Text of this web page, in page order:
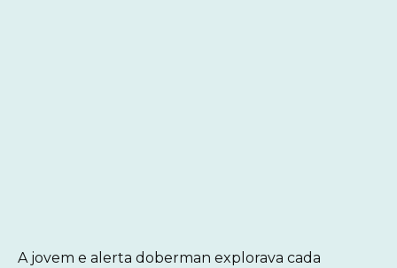
A jovem e alerta doberman explorava cada